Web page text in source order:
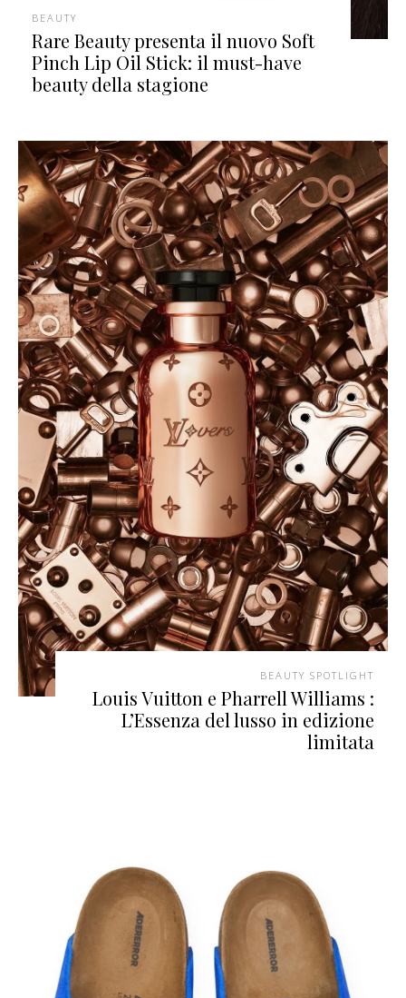
BEAUTY
Rare Beauty presenta il nuovo Soft
Pinch Lip Oil Stick: il must-have
beauty della stagione
BEAUTY SPOTLIGHT
Louis Vuitton e Pharrell Williams :
L’Essenza del lusso in edizione
limitata